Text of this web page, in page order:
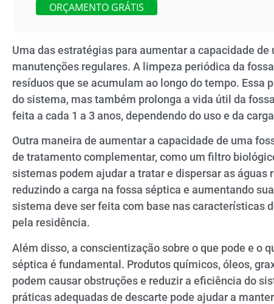
ORÇAMENTO GRÁTIS
Uma das estratégias para aumentar a capacidade
manutenções regulares. A limpeza periódica da
resíduos que se acumulam ao longo do tempo. Essa
do sistema, mas também prolonga a vida útil da
feita a cada 1 a 3 anos, dependendo do uso e da
Outra maneira de aumentar a capacidade de uma
de tratamento complementar, como um filtro
sistemas podem ajudar a tratar e dispersar as
reduzindo a carga na fossa séptica e aumentando
sistema deve ser feita com base nas características
pela residência.
Além disso, a conscientização sobre o que pode e o
séptica é fundamental. Produtos químicos, óleos,
podem causar obstruções e reduzir a eficiência do
práticas adequadas de descarte pode ajudar a